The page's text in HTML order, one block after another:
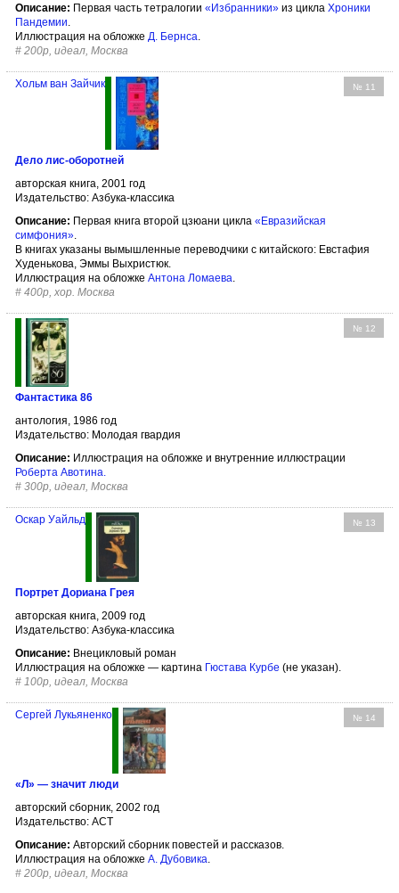
Описание: Первая часть тетралогии «Избранники» из цикла Хроники
Пандемии.
Иллюстрация на обложке Д. Бернса.
# 200р, идеал, Москва
№ 11
Хольм ван Зайчик
Дело лис-оборотней
авторская книга, 2001 год
Издательство: Азбука-классика
Описание: Первая книга второй цзюани цикла «Евразийская
симфония»
В книгах указаны вымышленные переводчики с китайского: Евстафия
Худенькова, Эммы Выхристюк.
Иллюстрация на обложке Антона Ломаева
# 400р, хор. Москва
№ 12
Фантастика 86
антология, 1986 год
Издательство: Молодая гвардия
Описание: Иллюстрация на обложке и внутренние иллюстрации
Роберта Авотина.
# 300р, идеал, Москва
№ 13
Оскар Уайльд
Портрет Дориана Грея
авторская книга, 2009 год
Издательство: Азбука-классика
Описание: Внецикловый роман
Иллюстрация на обложке — картина Гюстава Курбе (не указан).
# 100р, идеал, Москва
№ 14
Сергей Лукьяненко
«Л» — значит люди
авторский сборник, 2002 год
Издательство: АСТ
Описание: Авторский сборник повестей и рассказов.
Иллюстрация на обложке А. Дубовика.
# 200р, идеал, Москва